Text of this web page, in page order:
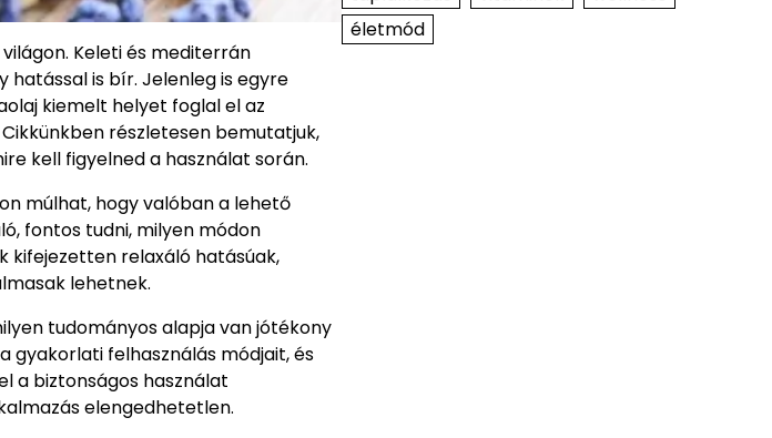
Keleti és mediterrán
is bír. Jelenleg is egyre
kiemelt helyet foglal el az
részletesen bemutatjuk,
kell figyelned a használat során.
múlhat, hogy valóban a lehető
fontos tudni, milyen módon
kifejezetten relaxáló hatásúak,
lehetnek.
tudományos alapja van jótékony
gyakorlati felhasználás módjait, és
a biztonságos használat
elengedhetetlen.
életmód